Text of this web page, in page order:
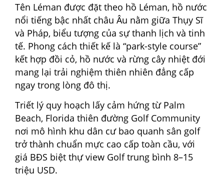
Tên Léman được đặt theo hồ Léman, hồ nước
nổi tiếng bậc nhất châu Âu nằm giữa Thụy Sĩ
và Pháp, biểu tượng của sự thanh lịch và tinh
tế. Phong cách thiết kế là “park-style course”
kết hợp đồi cỏ, hồ nước và rừng cây nhiệt đới
mang lại trải nghiệm thiên nhiên đẳng cấp
ngay trong lòng đô thị.
Triết lý quy hoạch lấy cảm hứng từ Palm
Beach, Florida thiên đường Golf Community
nơi mô hình khu dân cư bao quanh sân golf
trở thành chuẩn mực cao cấp toàn cầu, với
giá BĐS biệt thự view Golf trung bình 8–15
triệu USD.